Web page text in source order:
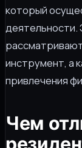
который
деятельности.
инструмент, а
привлечения
Чем